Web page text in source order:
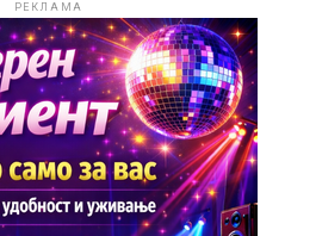
го сака Мартија
со ново визуелно уживање
РЕКЛАМА